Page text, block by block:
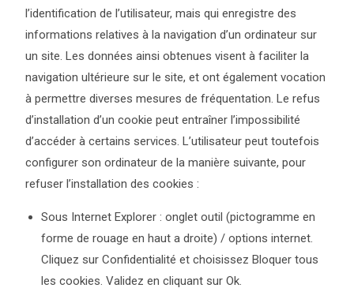
l’identification de l’utilisateur, mais qui enregistre des
informations relatives à la navigation d’un ordinateur sur
un site. Les données ainsi obtenues visent à faciliter la
navigation ultérieure sur le site, et ont également vocation
à permettre diverses mesures de fréquentation. Le refus
d’installation d’un cookie peut entraîner l’impossibilité
d’accéder à certains services. L’utilisateur peut toutefois
configurer son ordinateur de la manière suivante, pour
refuser l’installation des cookies :
Sous Internet Explorer : onglet outil (pictogramme en
forme de rouage en haut a droite) / options internet.
Cliquez sur Confidentialité et choisissez Bloquer tous
les cookies. Validez en cliquant sur Ok.